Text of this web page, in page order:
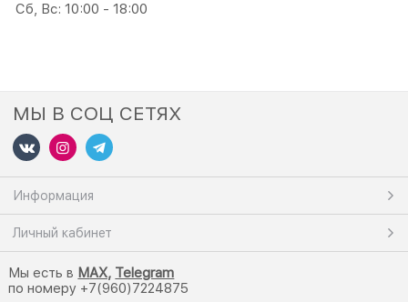
Сб, Вс: 10:00 - 18:00
МЫ В СОЦ СЕТЯХ
Информация
Личный кабинет
Мы есть в MAX, Telegram
по номеру +7(960)7224875